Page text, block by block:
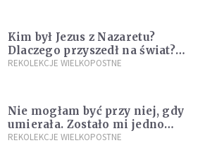
Kim był Jezus z Nazaretu?
Dlaczego przyszedł na świat?
I dlaczego umarł?
REKOLEKCJE WIELKOPOSTNE
Nie mogłam być przy niej, gdy
umierała. Zostało mi jedno
wspomnienie [Siedem Boleści]
REKOLEKCJE WIELKOPOSTNE